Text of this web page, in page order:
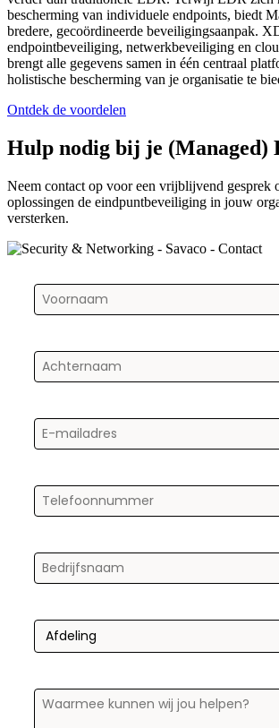
bescherming van individuele endpoints, biedt
bredere, gecoördineerde beveiligingsaanpak.
endpointbeveiliging, netwerkbeveiliging en
brengt alle gegevens samen in één centraal
holistische bescherming van je organisatie te
Ontdek de voordelen
Hulp nodig bij je (Managed)
Neem contact op voor een vrijblijvend gesprek
oplossingen de eindpuntbeveiliging in jouw
versterken.